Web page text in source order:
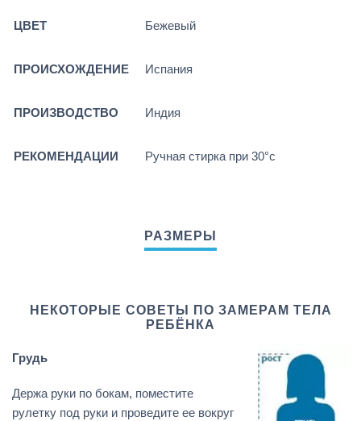
ЦВЕТ Бежевый
ПРОИСХОЖДЕНИЕ Испания
ПРОИЗВОДСТВО Индия
РЕКОМЕНДАЦИИ Ручная стирка при 30°c
НЕКОТОРЫЕ СОВЕТЫ ПО ЗАМЕРАМ ТЕЛА
РЕБЁНКА
Грудь
Держа руки по бокам, поместите
рулетку под руки и проведите ее вокруг